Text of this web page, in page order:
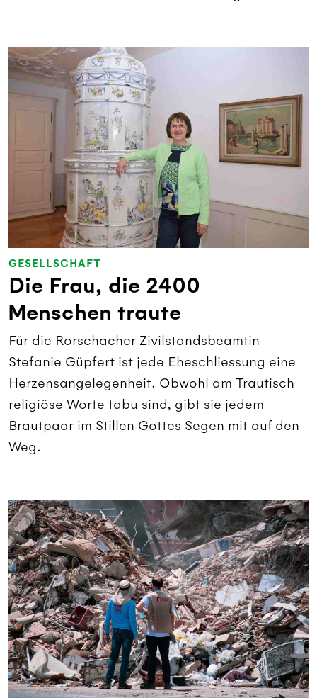
GESELLSCHAFT
Die Frau, die 2400
Menschen traute
Für die Rorschacher Zivilstandsbeamtin
Stefanie Güpfert ist jede Eheschliessung eine
Herzensangelegenheit. Obwohl am Trautisch
religiöse Worte tabu sind, gibt sie jedem
Brautpaar im Stillen Gottes Segen mit auf den
Weg.